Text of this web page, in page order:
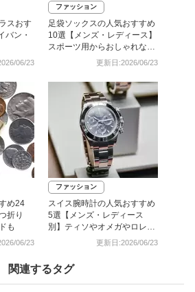
スおす
バン・
06/23
ファッション
足袋ソックスの人気おすすめ
10選【メンズ・レディース】
スポーツ用からおしゃれな靴
更新日:2026/06/23
め24
折り
も
06/23
ファッション
スイス腕時計の人気おすすめ
5選【メンズ・レディース
別】ティソやオメガやロレッ
更新日:2026/06/23
関連するタグ